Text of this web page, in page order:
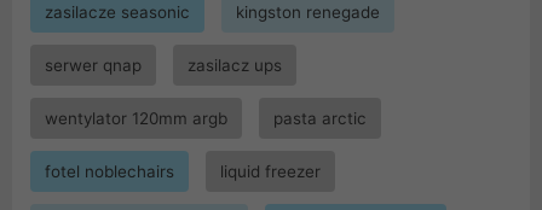
zasilacze seasonic kingston renegade
serwer qnap zasilacz ups
wentylator 120mm argb pasta arctic
fotel noblechairs liquid freezer